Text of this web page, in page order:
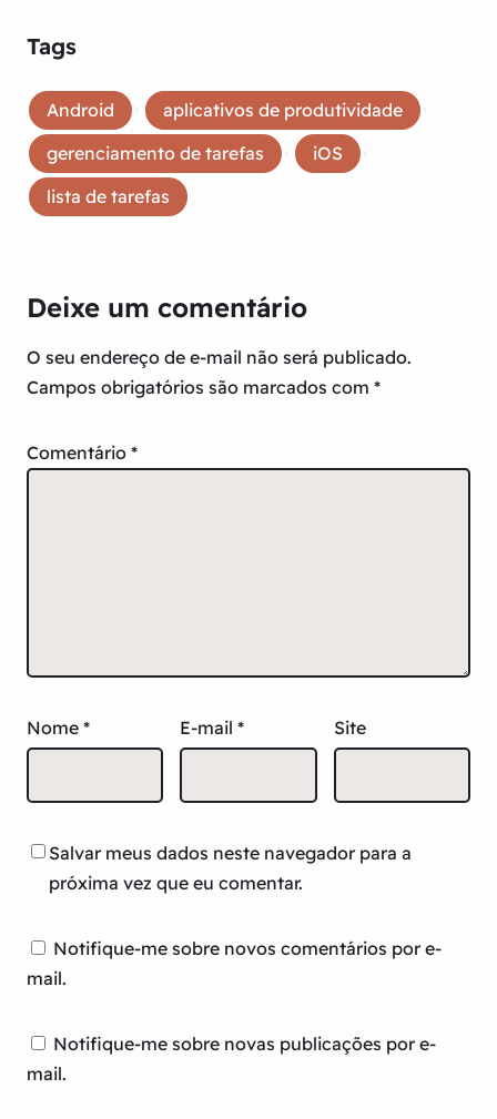
Tags
Android aplicativos de produtividade
gerenciamento de tarefas iOS
lista de tarefas
Deixe um comentário
O seu endereço de e-mail não será publicado.
Campos obrigatórios são marcados com *
Comentário *
Nome * E-mail* Site
Salvar meus dados neste navegador para a
próxima vez que eu comentar.
Notifique-me sobre novos comentários por e-
mail.
Notifique-me sobre novas publicações por e-
mail.